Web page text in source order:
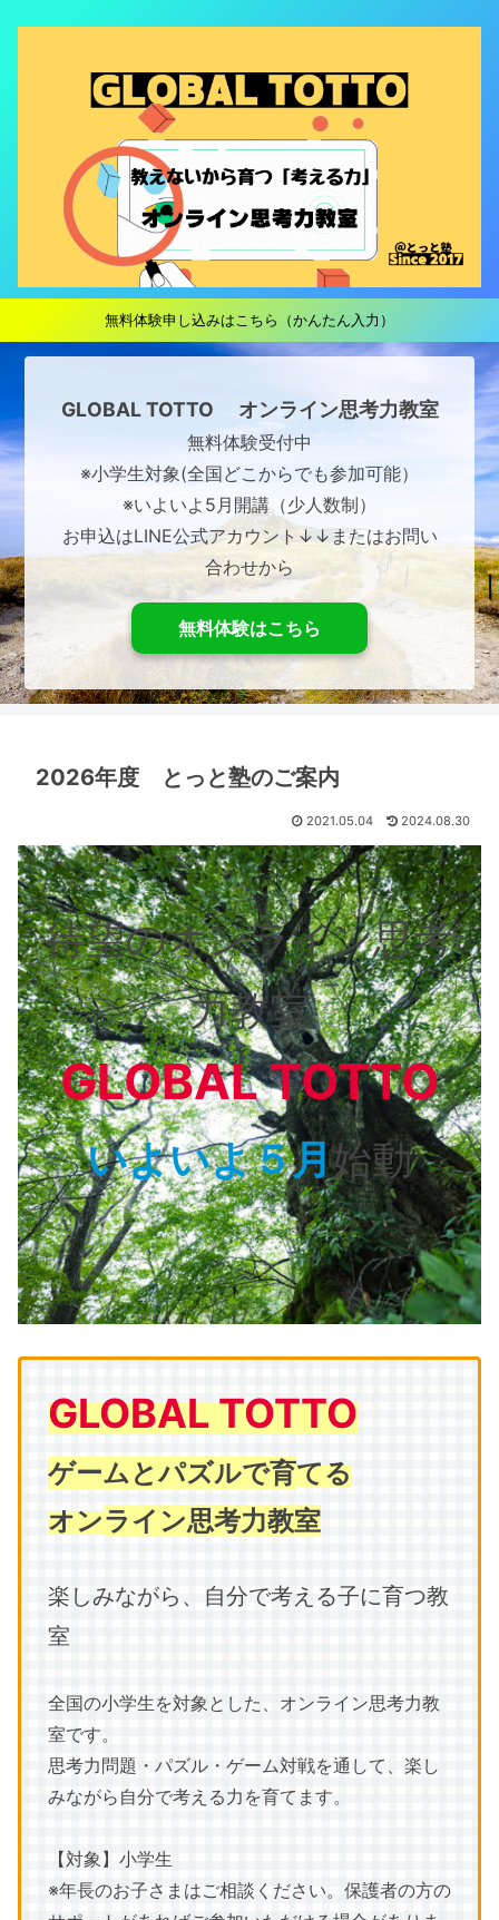
無料体験申し込みはこちら（かんたん入力）
GLOBAL TOTTO オンライン思考力教室
無料体験受付中
※小学生対象(全国どこからでも参加可能）
※いよいよ5月開講（少人数制）
お申込はLINE公式アカウント↓↓またはお問い
合わせから
無料体験はこちら
2026年度 とっと塾のご案内
2021.05.04 2024.08.30
待望のオンライン思考
力教室
GLOBAL TOTTO
いよいよ５月始動
GLOBAL TOTTO
ゲームとパズルで育てる
オンライン思考力教室
楽しみながら、自分で考える子に育つ教
室
全国の小学生を対象とした、オンライン思考力教
室です。
思考力問題・パズル・ゲーム対戦を通して、楽し
みながら自分で考える力を育てます。
【対象】小学生
※年長のお子さまはご相談ください。保護者の方の